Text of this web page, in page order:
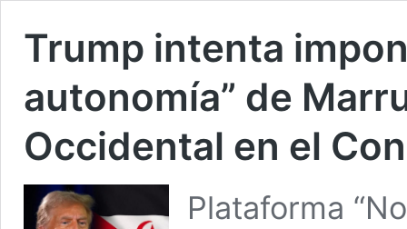
Trump intenta
autonomía” de
Occidental en el
Plataforma